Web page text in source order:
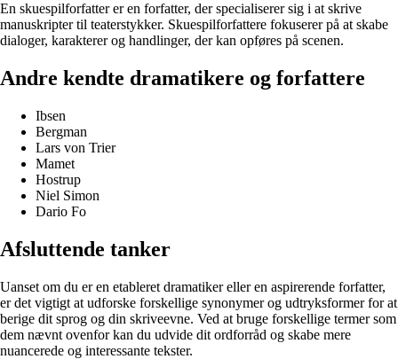
En skuespilforfatter er en forfatter, der specialiserer sig i at skrive
manuskripter til teaterstykker. Skuespilforfattere fokuserer på at skabe
dialoger, karakterer og handlinger, der kan opføres på scenen.
Andre kendte dramatikere og forfattere
Ibsen
Bergman
Lars von Trier
Mamet
Hostrup
Niel Simon
Dario Fo
Afsluttende tanker
Uanset om du er en etableret dramatiker eller en aspirerende forfatter,
er det vigtigt at udforske forskellige synonymer og udtryksformer for at
berige dit sprog og din skriveevne. Ved at bruge forskellige termer som
dem nævnt ovenfor kan du udvide dit ordforråd og skabe mere
nuancerede og interessante tekster.